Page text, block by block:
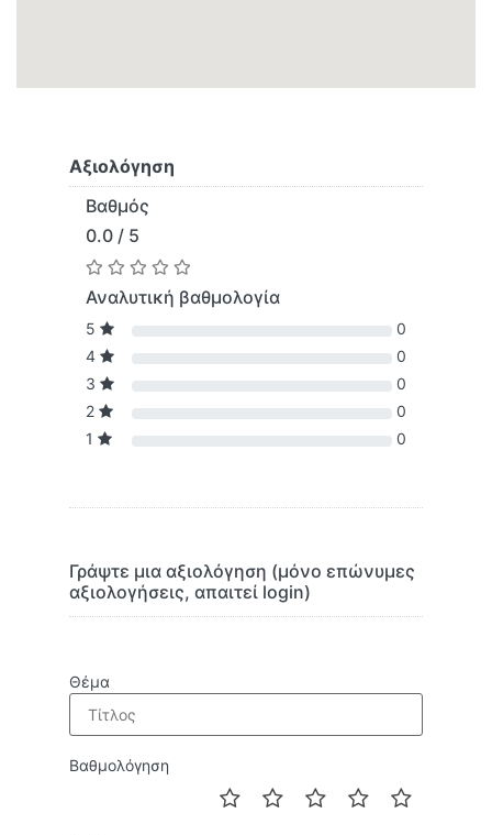
Αξιολόγηση
Βαθμός
0.0 / 5
Αναλυτική βαθμολογία
5
0
4
0
3
0
2
0
1
0
Γράψτε μια αξιολόγηση (μόνο επώνυμες
αξιολογήσεις, απαιτεί login)
Θέμα
Βαθμολόγηση